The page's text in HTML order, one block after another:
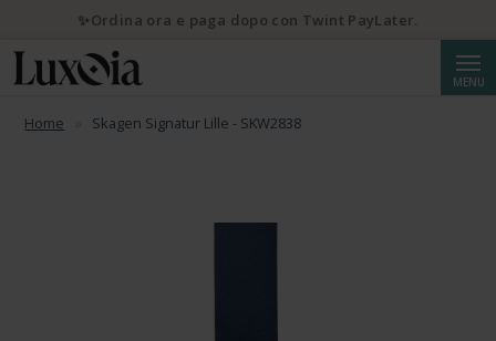
MENU
Home Skagen Signatur Lille - SKW2838
✨Ordina ora e paga dopo con Twint PayLater.